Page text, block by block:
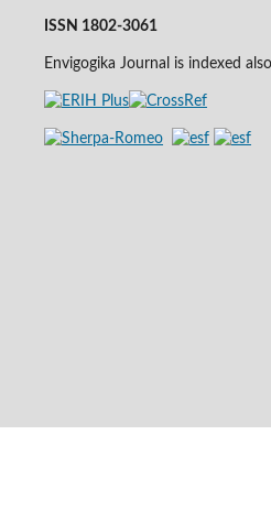
ISSN 1802-3061
Envigogika Journal is indexed